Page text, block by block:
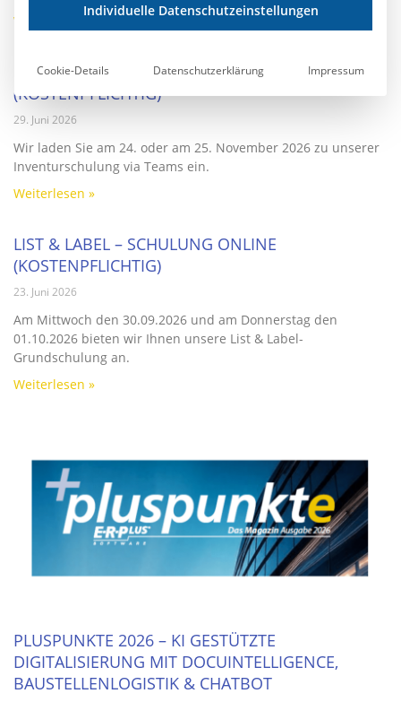
Weiterlesen »
INVENTURSCHULUNG ONLINE
(KOSTENPFLICHTIG)
29. Juni 2026
Wir laden Sie am 24. oder am 25. November 2026 zu unserer
Inventurschulung via Teams ein.
Weiterlesen »
LIST & LABEL – SCHULUNG ONLINE
(KOSTENPFLICHTIG)
23. Juni 2026
Am Mittwoch den 30.09.2026 und am Donnerstag den
01.10.2026 bieten wir Ihnen unsere List & Label-
Grundschulung an.
Weiterlesen »
PLUSPUNKTE 2026 – KI GESTÜTZTE
DIGITALISIERUNG MIT DOCUINTELLIGENCE,
BAUSTELLENLOGISTIK & CHATBOT
Individuelle Datenschutzeinstellungen
Cookie-Details Datenschutzerklärung Impressum